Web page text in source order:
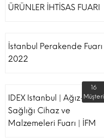
ÜRÜNLER İHTİSAS FUARI
İstanbul Perakende Fuarı
2022
IDEX Istanbul | Ağız-Diş
Sağlığı Cihaz ve
Malzemeleri Fuarı | İFM
16
Müşteri